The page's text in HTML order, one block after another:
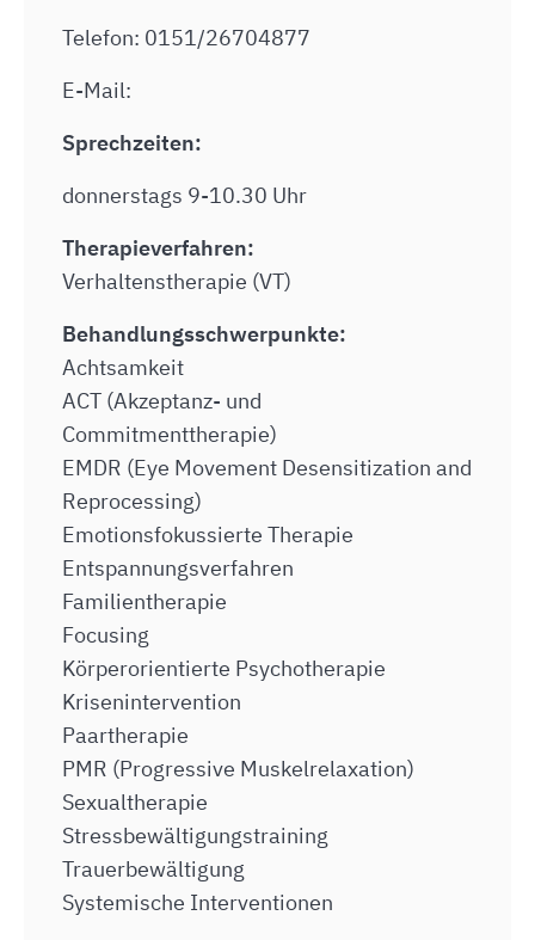
Telefon: 0151/26704877
E-Mail:
Sprechzeiten:
donnerstags 9-10.30 Uhr
Therapieverfahren:
Verhaltenstherapie (VT)
Behandlungsschwerpunkte:
Achtsamkeit
ACT (Akzeptanz- und
Commitmenttherapie)
EMDR (Eye Movement Desensitization and
Reprocessing)
Emotionsfokussierte Therapie
Entspannungsverfahren
Familientherapie
Focusing
Körperorientierte Psychotherapie
Krisenintervention
Paartherapie
PMR (Progressive Muskelrelaxation)
Sexualtherapie
Stressbewältigungstraining
Trauerbewältigung
Systemische Interventionen